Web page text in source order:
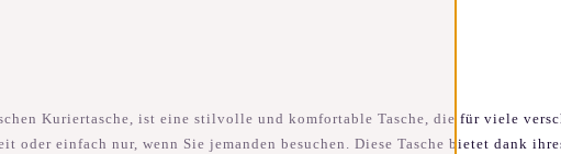
Kuriertasche, ist eine stilvolle und komfortable Tasche, die für viele
oder einfach nur, wenn Sie jemanden besuchen. Diese Tasche bietet dank